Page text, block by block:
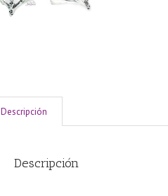
Descripción
Descripción